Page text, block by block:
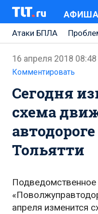
АФИША
Атаки БПЛА
Ремонт Центральной
Ремонт Обводного
Набережная Тольятти
Неделя Тольятти
16 апреля 2018 08:48
Комментировать
Сегодня
схема
Тольятти
апреля изменится